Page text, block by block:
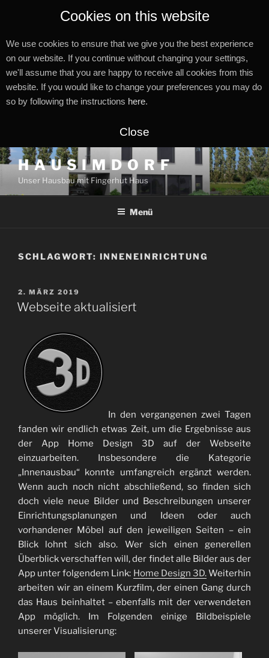
Cookies on this website
We use cookies to ensure that we give you the best experience
on our website. If you continue without changing your settings,
we'll assume that you are happy to receive all cookies from this
website. If you would like to change your preferences you may do
so by following the instructions here.
Close
Zum
Inhalt
springen
H A U S I M D O R F
Unser Hausbau mit Fingerhut Haus
Menü
SCHLAGWORT: INNENEINRICHTUNG
VERÖFFENTLICHT
AM
2. MÄRZ 2019
Webseite aktualisiert
In den vergangenen zwei Tagen
fanden wir endlich etwas Zeit, um die Ergebnisse aus
der App Home Design 3D auf der Webseite
einzuarbeiten. Insbesondere die Kategorie
„Innenausbau“ konnte umfangreich ergänzt werden.
Wenn auch noch nicht abschließend, so finden sich
doch viele neue Bilder und Beschreibungen unserer
Einrichtungsplanungen und Ideen oder auch
vorhandener Möbel auf den jeweiligen Seiten – ein
Blick lohnt sich also. Wer sich einen generellen
Überblick verschaffen will, der findet alle Bilder aus der
App unter folgendem Link: Home Design 3D.Weiterhin
arbeiten wir an einem Kurzfilm, der einen Gang durch
das Haus beinhaltet – ebenfalls mit der verwendeten
App möglich. Im Folgenden einige Bildbeispiele
unserer Visualisierung: